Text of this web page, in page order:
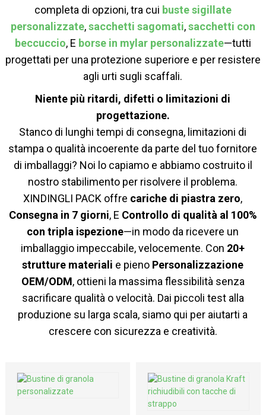
completa di opzioni, tra cui buste sigillate
personalizzate,sacchetti sagomati,sacchetti con
beccuccio, E borse in mylar personalizzate—tutti
progettati per una protezione superiore e per resistere
agli urti sugli scaffali.
Niente più ritardi, difetti o limitazioni di
progettazione.
Stanco di lunghi tempi di consegna, limitazioni di
stampa o qualità incoerente da parte del tuo fornitore
di imballaggi? Noi lo capiamo e abbiamo costruito il
nostro stabilimento per risolvere il problema.
XINDINGLI PACK offre cariche di piastra zero,
Consegna in 7 giorni, E Controllo di qualità al 100%
con tripla ispezione—in modo da ricevere un
imballaggio impeccabile, velocemente. Con 20+
strutture materiali e pieno Personalizzazione
OEM/ODM, ottieni la massima flessibilità senza
sacrificare qualità o velocità. Dai piccoli test alla
produzione su larga scala, siamo qui per aiutarti a
crescere con sicurezza e creatività.